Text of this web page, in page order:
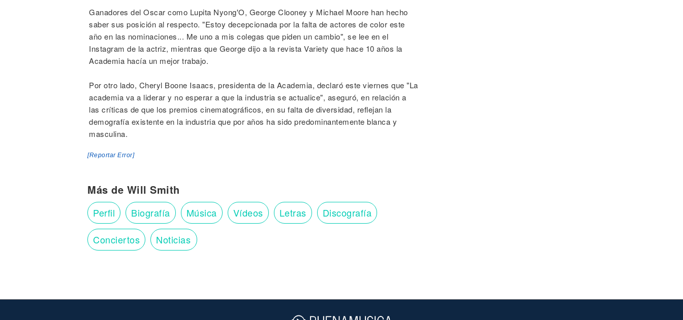
Ganadores del Oscar como Lupita Nyong'O, George Clooney y Michael Moore han hecho
saber sus posición al respecto. "Estoy decepcionada por la falta de actores de color este
año en las nominaciones... Me uno a mis colegas que piden un cambio", se lee en el
Instagram de la actriz, mientras que George dijo a la revista Variety que hace 10 años la
Academia hacía un mejor trabajo.
Por otro lado, Cheryl Boone Isaacs, presidenta de la Academia, declaró este viernes que "La
academia va a liderar y no esperar a que la industria se actualice", aseguró, en relación a
las críticas de que los premios cinematográficos, en su falta de diversidad, reflejan la
demografía existente en la industria que por años ha sido predominantemente blanca y
masculina.
[Reportar Error]
Más de Will Smith
Perfil Biografía Música Vídeos Letras Discografía
Conciertos Noticias